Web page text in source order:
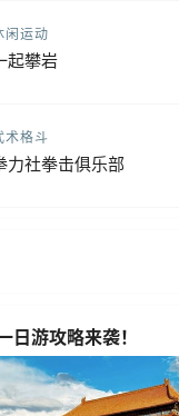
闲运动
起攀岩
术格斗
力社拳击俱乐部
日游攻略来袭！